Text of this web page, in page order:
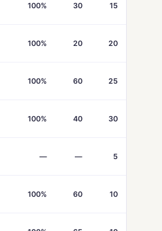
100% 30 15
100% 20 20
100% 60 25
100% 40 30
— — 5
100% 60 10